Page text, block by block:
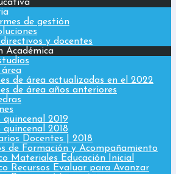
de gestión
y docentes
Académica
área
de área actualizadas en el 2022
de área años anteriores
quincenal 2019
quincenal 2018
Docentes | 2018
de Formación y Acompañamiento
Materiales Educación Inicial
Recursos Evaluar para Avanzar